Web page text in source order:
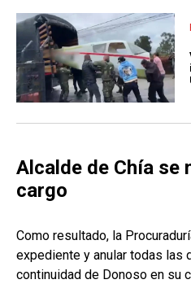
Alcalde de Chía se
cargo
Como resultado, la
expediente y anular todas las
continuidad de Donoso en su